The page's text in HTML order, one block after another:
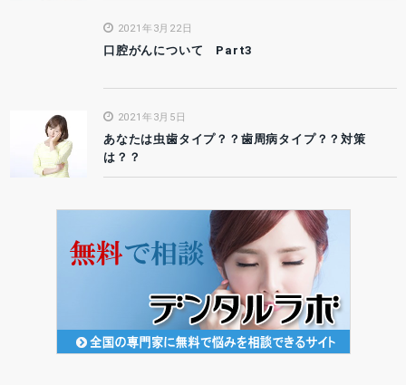
2021年3月22日
口腔がんについて Part3
2021年3月5日
あなたは虫歯タイプ？？歯周病タイプ？？対策
は？？